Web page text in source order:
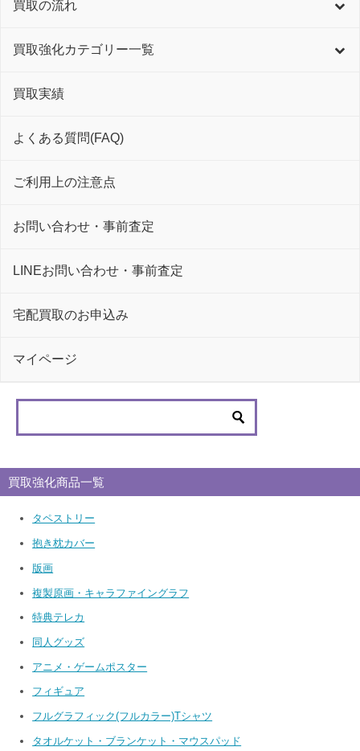
買取の流れ
買取強化カテゴリー一覧
買取実績
よくある質問(FAQ)
ご利用上の注意点
お問い合わせ・事前査定
LINEお問い合わせ・事前査定
宅配買取のお申込み
マイページ
買取強化商品一覧
タペストリー
抱き枕カバー
版画
複製原画・キャラファイングラフ
特典テレカ
同人グッズ
アニメ・ゲームポスター
フィギュア
フルグラフィック(フルカラー)Tシャツ
タオルケット・ブランケット・マウスパッド